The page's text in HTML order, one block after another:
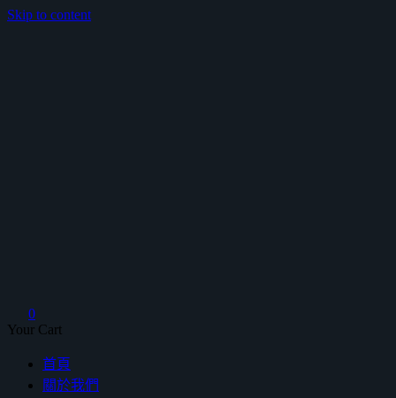
Skip to content
0
Your Cart
首頁
關於我們